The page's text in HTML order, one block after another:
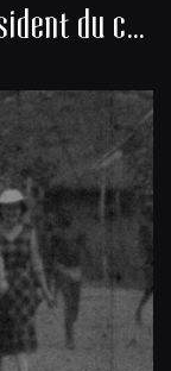
Docteur Alexis Banayan : Président du consistoire de la communauté juive de Bordeaux